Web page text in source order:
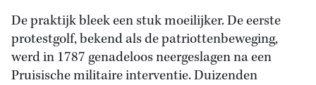
De praktijk bleek een stuk moeilijker. De eerste
protestgolf, bekend als de patriottenbeweging,
werd in 1787 genadeloos neergeslagen na een
Pruisische militaire interventie. Duizenden